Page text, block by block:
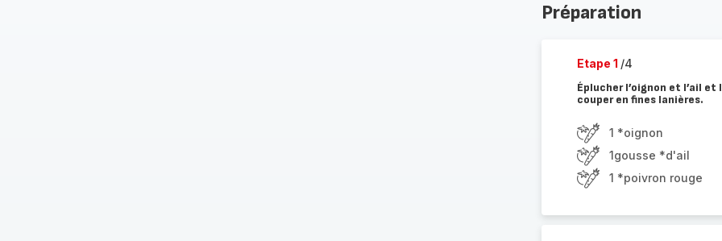
Préparation
Etape 1 /4
Éplucher l’oignon et l’ail
couper en fines lanières.
1 *oignon
1gousse *d'ail
1 *poivron rouge